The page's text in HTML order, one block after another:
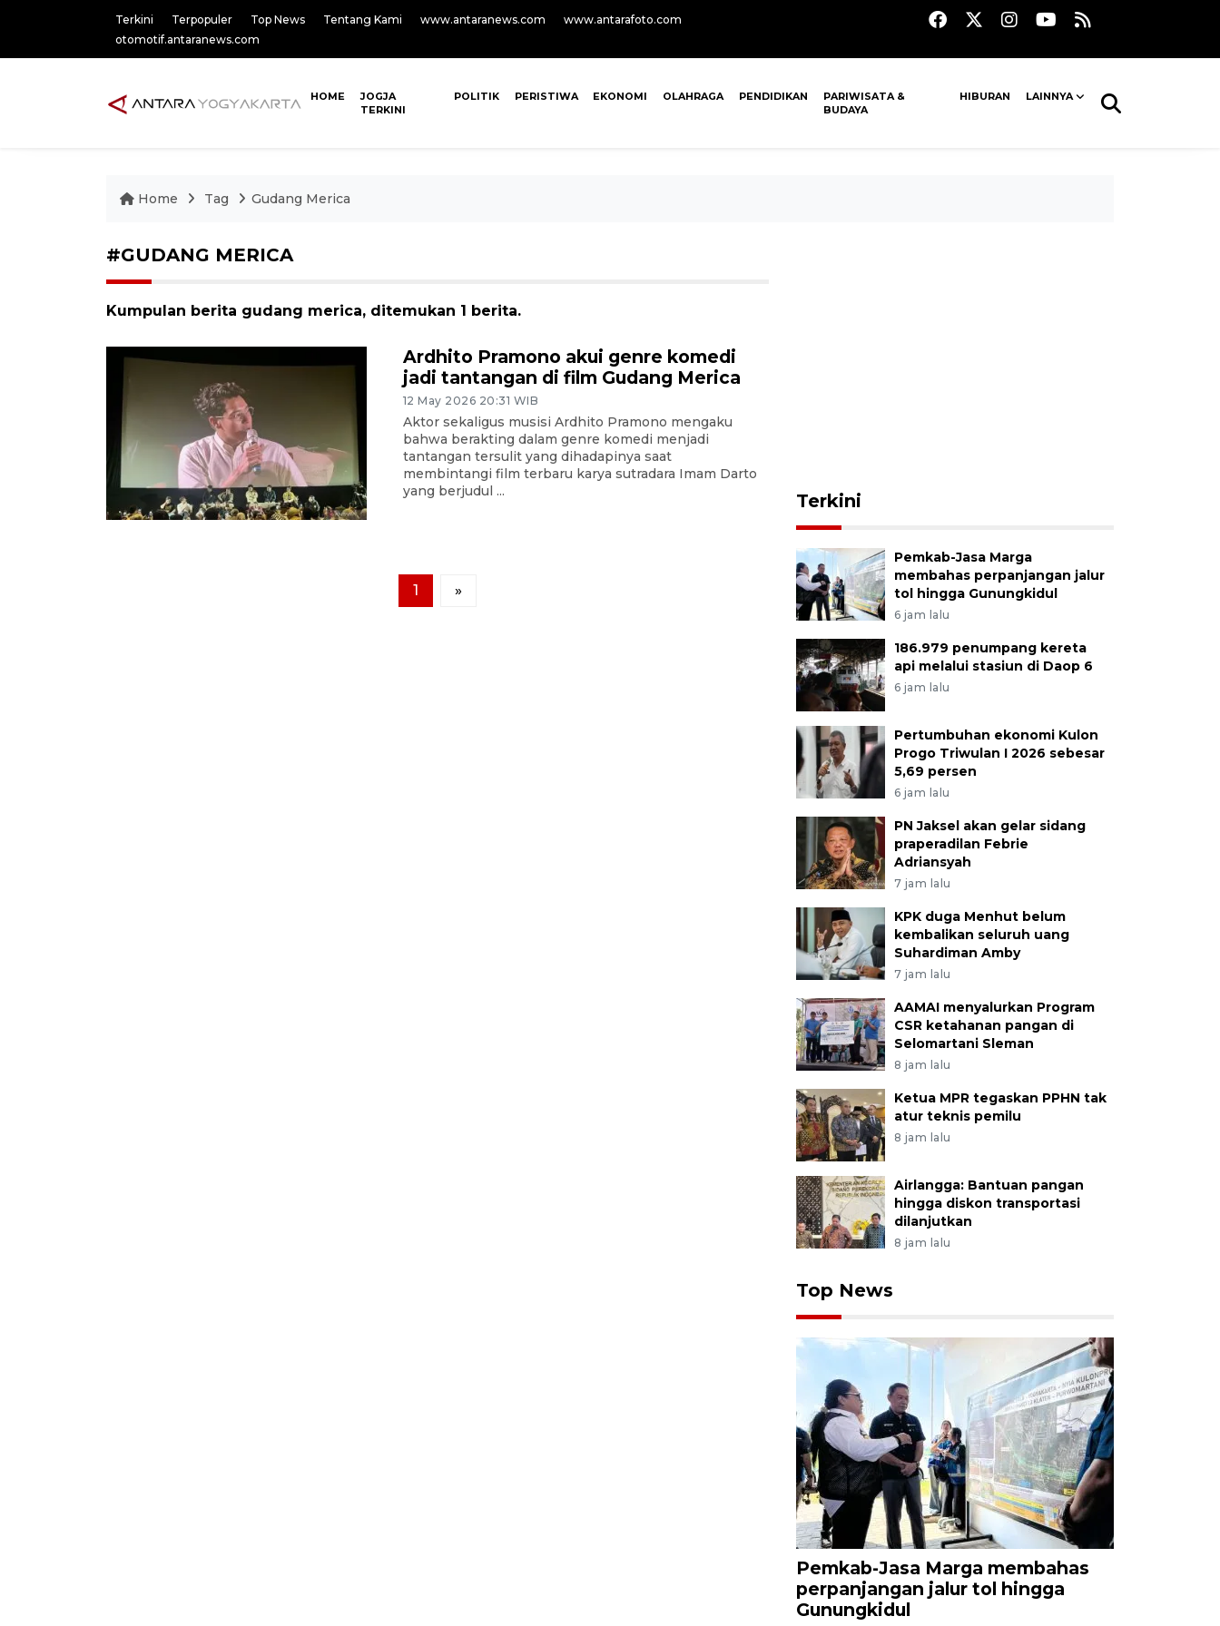
Terkini Terpopuler Top News Tentang Kami www.antaranews.com
www.antarafoto.com
otomotif.antaranews.com
HOME
JOGJA
TERKINI
POLITIK PERISTIWA EKONOMI OLAHRAGA PENDIDIKAN
PARIWISATA &
BUDAYA
HIBURAN LAINNYA
Home Tag Gudang Merica
#GUDANG MERICA
Kumpulan berita gudang merica, ditemukan 1 berita.
Ardhito Pramono akui genre komedi
jadi tantangan di film Gudang Merica
12 May 2026 20:31 WIB
Aktor sekaligus musisi Ardhito Pramono mengaku
bahwa berakting dalam genre komedi menjadi
tantangan tersulit yang dihadapinya saat
membintangi film terbaru karya sutradara Imam Darto
yang berjudul ...
1 »
Terkini
Pemkab-Jasa Marga
membahas perpanjangan jalur
tol hingga Gunungkidul
6 jam lalu
186.979 penumpang kereta
api melalui stasiun di Daop 6
6 jam lalu
Pertumbuhan ekonomi Kulon
Progo Triwulan I 2026 sebesar
5,69 persen
6 jam lalu
PN Jaksel akan gelar sidang
praperadilan Febrie
Adriansyah
7 jam lalu
KPK duga Menhut belum
kembalikan seluruh uang
Suhardiman Amby
7 jam lalu
AAMAI menyalurkan Program
CSR ketahanan pangan di
Selomartani Sleman
8 jam lalu
Ketua MPR tegaskan PPHN tak
atur teknis pemilu
8 jam lalu
Airlangga: Bantuan pangan
hingga diskon transportasi
dilanjutkan
8 jam lalu
Top News
Pemkab-Jasa Marga membahas
perpanjangan jalur tol hingga
Gunungkidul